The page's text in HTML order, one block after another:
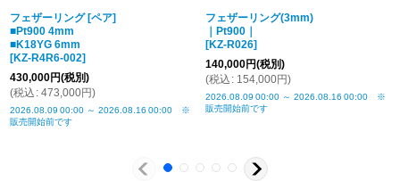
¥187,000
SV925
K10YG
フェザーリング [ペア]
■Pt900 4mm
■K18YG 6mm
[KZ-R4R6-002]
430,000円(税別)
(税込 : 473,000円)
2026.08.09 00:00 ～ 2026.08.16 00:00 ※
販売開始前です
フェザーリング(3mm)
｜Pt900｜
[KZ-R026]
140,000円(税別)
(税込 : 154,000円)
2026.08.09 00:00 ～ 2026.08.16 00:00 ※
販売開始前です